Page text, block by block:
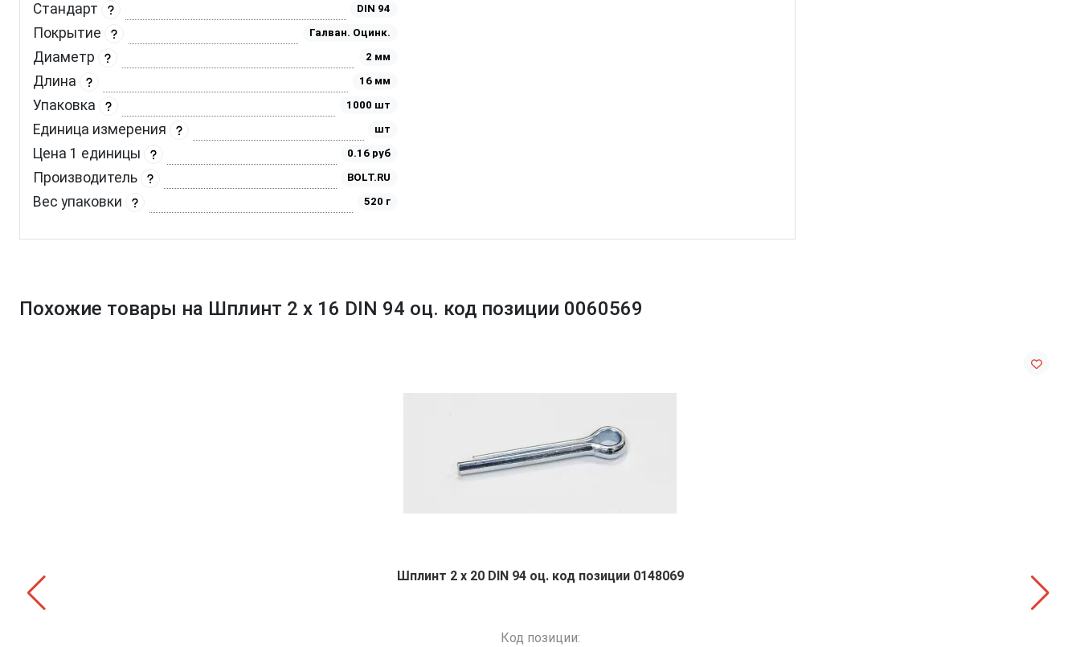
Стандарт DIN 94
Покрытие Галван. Оцинк.
Диаметр 2 мм
Длина 16 мм
Упаковка 1000 шт
Единица измерения шт
Цена 1 единицы 0.16 руб
Производитель BOLT.RU
Вес упаковки 520 г
Похожие товары на Шплинт 2 х 16 DIN 94 оц. код позиции 0060569
Шплинт 2 х 20 DIN 94 оц. код позиции 0148069
Код позиции: